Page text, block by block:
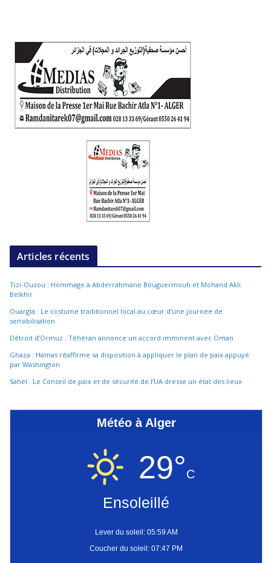
Articles récents
Tizi-Ouzou : Hommage à Abderrahmane Bouguermouh et Mohand Akli
Belkhir
Ouargla : Le costume traditionnel local au cœur d’une journée de
sensibilisation
Détroit d’Ormuz : Téhéran annonce un accord imminent avec Oman
Ghaza : Hamas réaffirme sa disposition à appliquer le plan de paix appuyé
par Washington
Sahel : Le Conseil de paix et de sécurité de l’UA dresse un état des lieux
Météo à Alger
29°C
Ensoleillé
Lever du soleil: 05:59 AM
Coucher du soleil: 07:47 PM